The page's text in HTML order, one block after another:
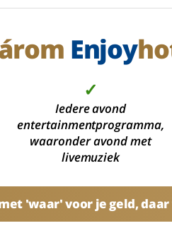
Enjoy
✓
Iedere avond
entertainmentprogramma,
waaronder avond met
livemuziek
'waar' voor je geld,